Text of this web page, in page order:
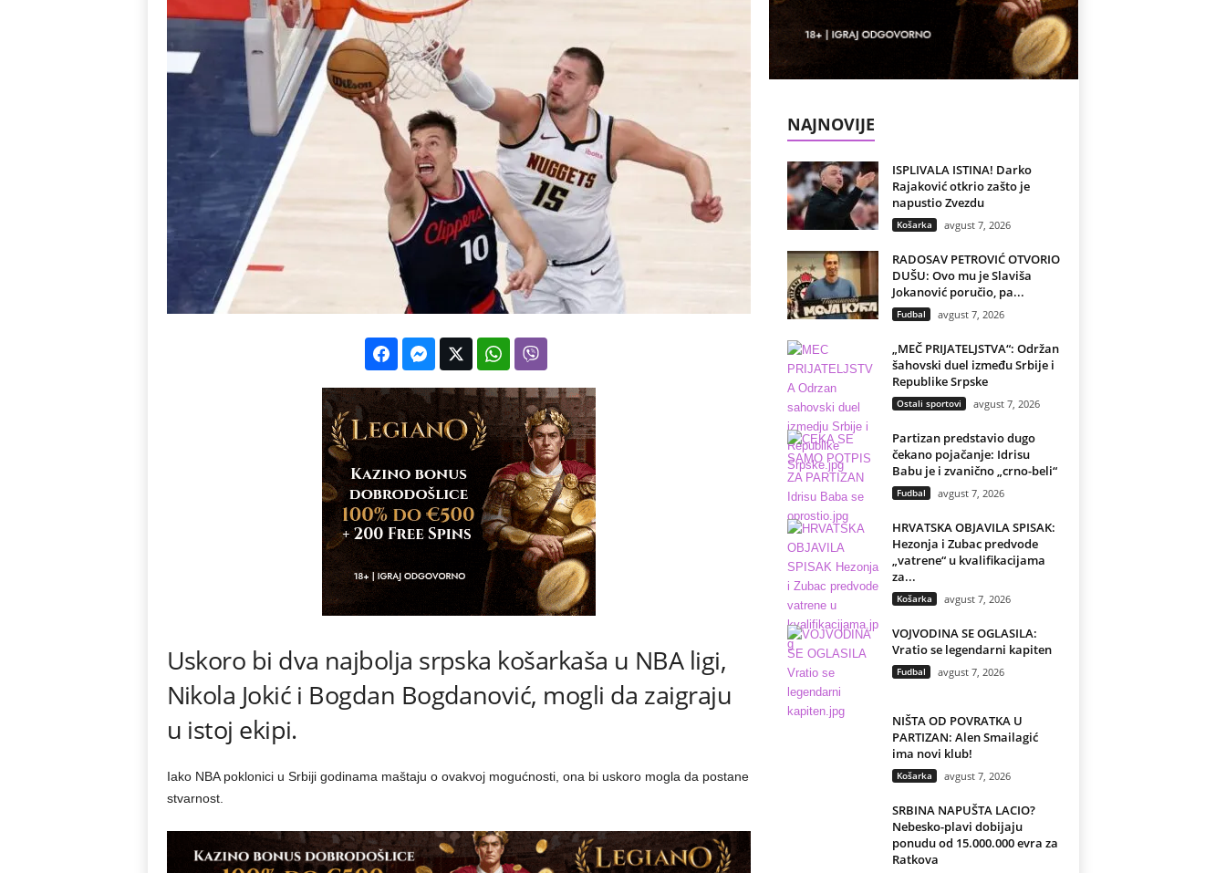
k
e
e
s
t
Uskoro bi dva najbolja srpska košarkaša u NBA ligi,
Nikola Jokić i Bogdan Bogdanović, mogli da zaigraju
u istoj ekipi.
Iako NBA poklonici u Srbiji godinama maštaju o ovakvoj mogućnosti, ona bi uskoro mogla da postane
stvarnost.
NAJNOVIJE
ISPLIVALA ISTINA! Darko
Rajaković otkrio zašto je
napustio Zvezdu
Košarka avgust 7, 2026
RADOSAV PETROVIĆ OTVORIO
DUŠU: Ovo mu je Slaviša
Jokanović poručio, pa...
Fudbal avgust 7, 2026
„MEČ PRIJATELJSTVA“: Održan
šahovski duel između Srbije i
Republike Srpske
Ostali sportovi avgust 7, 2026
Partizan predstavio dugo
čekano pojačanje: Idrisu
Babu je i zvanično „crno-beli“
Fudbal avgust 7, 2026
HRVATSKA OBJAVILA SPISAK:
Hezonja i Zubac predvode
„vatrene“ u kvalifikacijama
za...
Košarka avgust 7, 2026
VOJVODINA SE OGLASILA:
Vratio se legendarni kapiten
Fudbal avgust 7, 2026
NIŠTA OD POVRATKA U
PARTIZAN: Alen Smailagić
ima novi klub!
Košarka avgust 7, 2026
SRBINA NAPUŠTA LACIO?
Nebesko-plavi dobijaju
ponudu od 15.000.000 evra za
Ratkova